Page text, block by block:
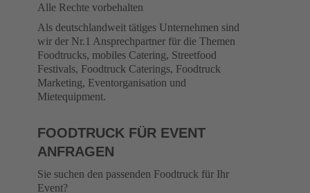
Alle Rechte vorbehalten
Als deutschlandweit tätiges Unternehmen sind
wir der Nr.1 Ansprechpartner für die Themen
Foodtrucks, mobiles Catering, Streetfood
Festivals, Foodtruck Caterings, Foodtruck
Marketing, Eventorganisation und
Mietequipment.
FOODTRUCK FÜR EVENT
ANFRAGEN
Sie suchen den passenden Foodtruck für Ihr
Event?